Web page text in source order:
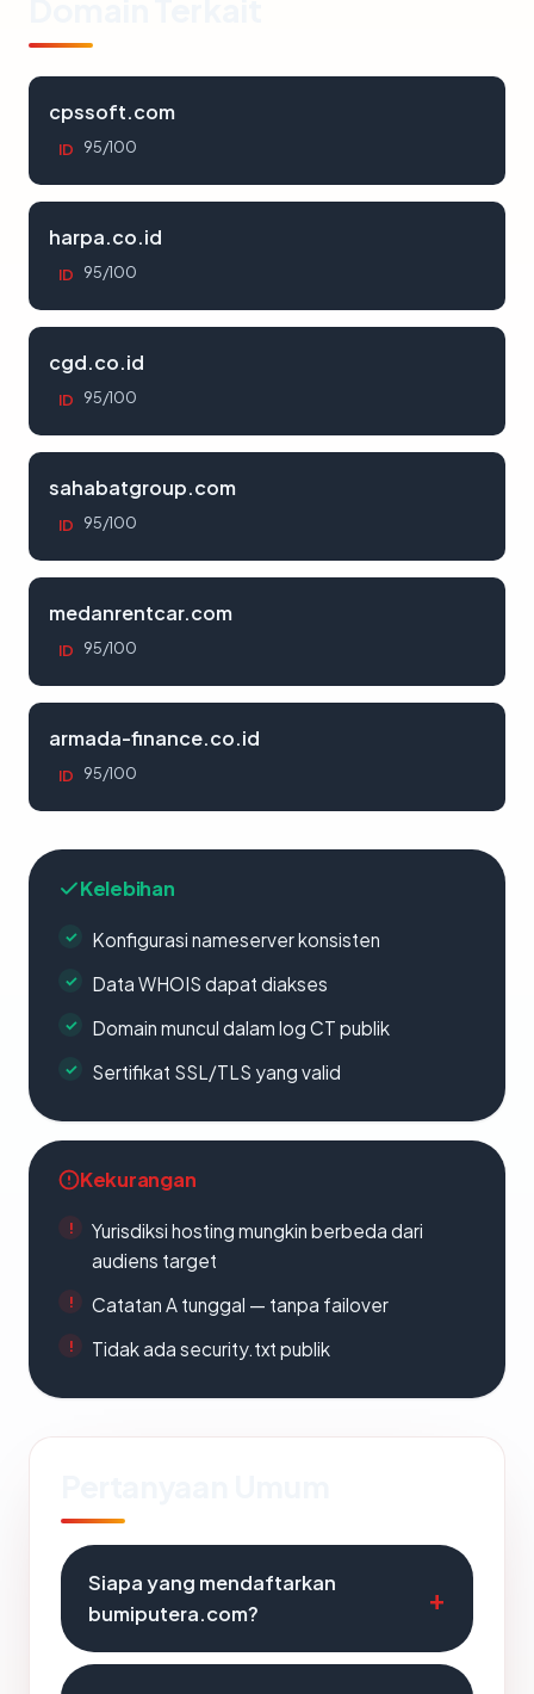
cpssoft.com
ID 95/100
harpa.co.id
ID 95/100
cgd.co.id
ID 95/100
sahabatgroup.com
ID 95/100
medanrentcar.com
ID 95/100
armada-finance.co.id
ID 95/100
Kelebihan
Konfigurasi nameserver konsisten
Data WHOIS dapat diakses
Domain muncul dalam log CT publik
Sertifikat SSL/TLS yang valid
Kekurangan
Yurisdiksi hosting mungkin berbeda dari
audiens target
Catatan A tunggal — tanpa failover
Tidak ada security.txt publik
Siapa yang mendaftarkan
bumiputera.com?